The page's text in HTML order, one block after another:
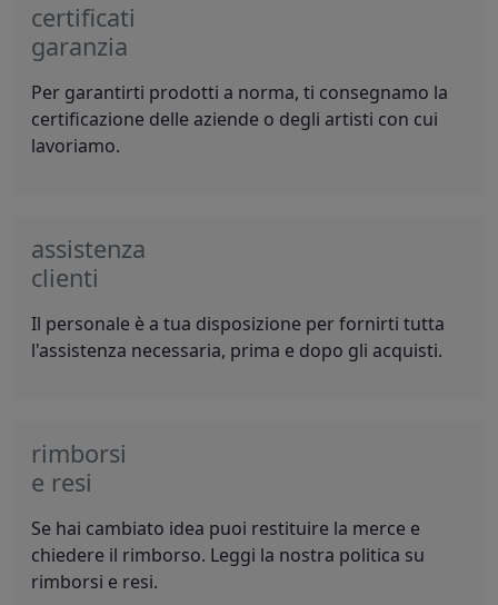
certificati
garanzia
Per garantirti prodotti a norma, ti consegnamo la
certificazione delle aziende o degli artisti con cui
lavoriamo.
assistenza
clienti
Il personale è a tua disposizione per fornirti tutta
l'assistenza necessaria, prima e dopo gli acquisti.
rimborsi
e resi
Se hai cambiato idea puoi restituire la merce e
chiedere il rimborso. Leggi la nostra politica su
rimborsi e resi.